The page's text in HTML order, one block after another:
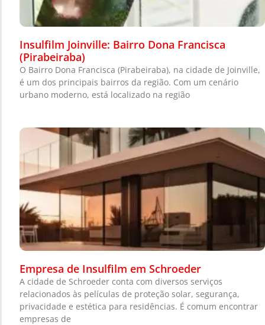
Insulfilm Joinville: Bairro Dona Francisca
(Pirabeiraba)
O Bairro Dona Francisca (Pirabeiraba), na cidade de Joinville,
é um dos principais bairros da região. Com um cenário
urbano moderno, está localizado na região
Empresa de Insulfilm em Schroeder
A cidade de Schroeder conta com diversos serviços
relacionados às películas de proteção solar, segurança,
privacidade e estética para residências. É comum encontrar
empresas de